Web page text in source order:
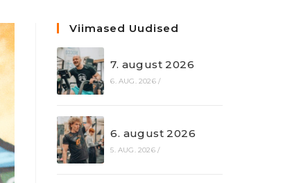
Viimased Uudised
7. august 2026
6. AUG. 2026 /
6. august 2026
5. AUG. 2026 /